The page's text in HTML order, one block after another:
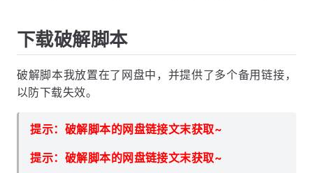
下载破解脚本
破解脚本我放置在了网盘中，并提供了多个备用链接，
以防下载失效。
提示：破解脚本的网盘链接文末获取~
提示：破解脚本的网盘链接文末获取~